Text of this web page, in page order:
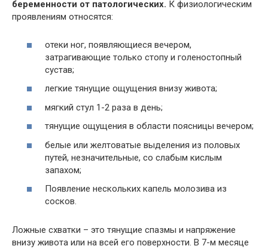
беременности от патологических. К физиологическим
проявлениям относятся:
отеки ног, появляющиеся вечером,
затрагивающие только стопу и голеностопный
сустав;
легкие тянущие ощущения внизу живота;
мягкий стул 1-2 раза в день;
тянущие ощущения в области поясницы вечером;
белые или желтоватые выделения из половых
путей, незначительные, со слабым кислым
запахом;
Появление нескольких капель молозива из
сосков.
Ложные схватки – это тянущие спазмы и напряжение
внизу живота или на всей его поверхности. В 7-м месяце